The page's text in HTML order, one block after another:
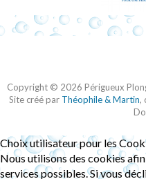
Copyright © 2026 Périgueux
Site créé par Théophile & Martin,
Choix utilisateur pour les
Nous utilisons des cookies
services possibles. Si vous